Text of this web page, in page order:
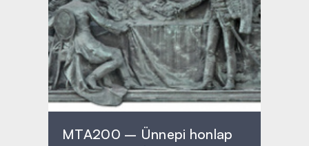
MTA200 – Ünnepi honlap